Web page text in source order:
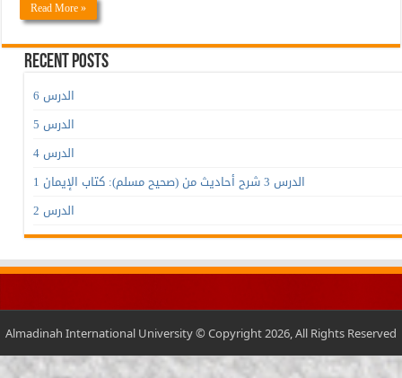
Read More »
Recent Posts
الدرس 6
الدرس 5
الدرس 4
الدرس 3 شرح أحاديث من (صحيح مسلم): كتاب الإيمان 1
الدرس 2
Almadinah International University © Copyright 2026, All Rights Reserved